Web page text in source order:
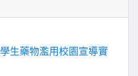
生藥物濫用校園宣導實